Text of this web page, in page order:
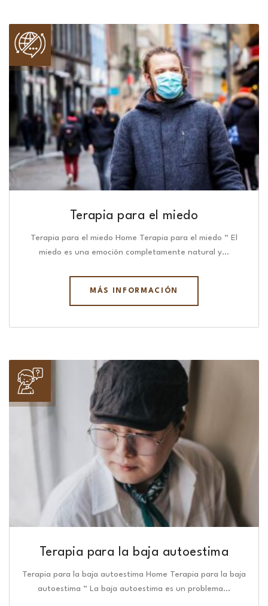
Terapia para el miedo
Terapia para el miedo Home Terapia para el miedo “ El
miedo es una emoción completamente natural y…
MÁS INFORMACIÓN
Terapia para la baja autoestima
Terapia para la baja autoestima Home Terapia para la baja
autoestima “ La baja autoestima es un problema…